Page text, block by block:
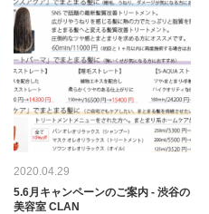
2020.04.29
5.6月キャンペーンのご案内 - 渋谷の
美容室 CLAN